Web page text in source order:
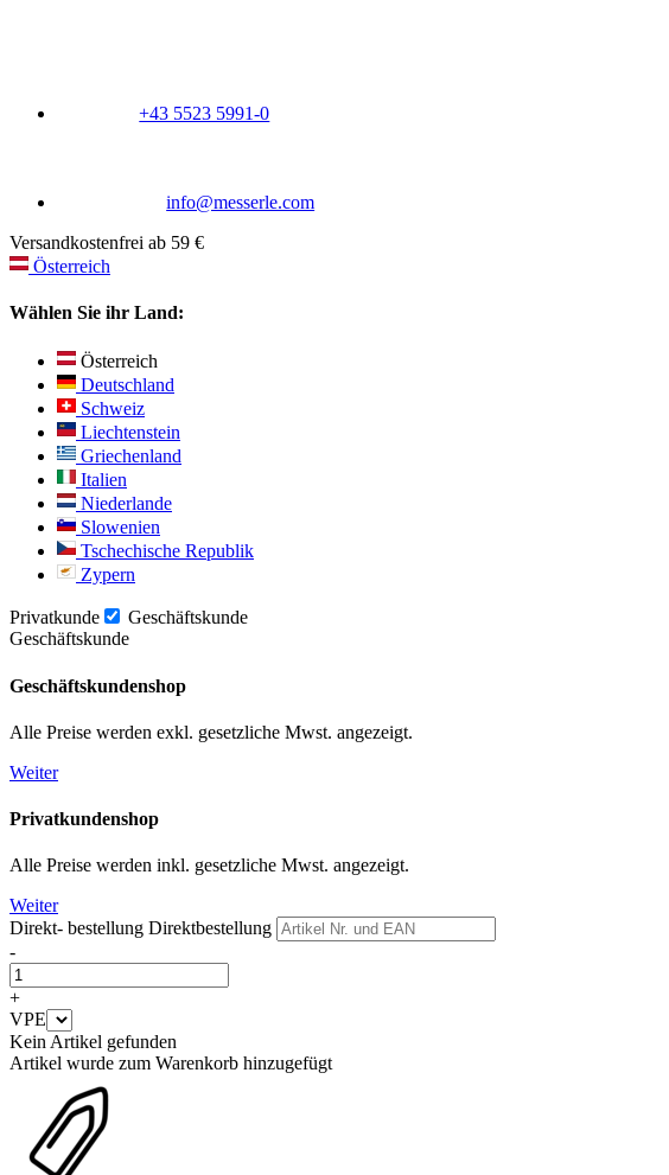
+43 5523 5991-0
info@messerle.com
Versandkostenfrei ab 59 €
Österreich
Wählen Sie ihr Land:
Österreich
Deutschland
Schweiz
Liechtenstein
Griechenland
Italien
Niederlande
Slowenien
Tschechische Republik
Zypern
Privatkunde
Geschäftskunde
Geschäftskunde
Geschäftskundenshop
Alle Preise werden exkl. gesetzliche Mwst. angezeigt.
Weiter
Privatkundenshop
Alle Preise werden inkl. gesetzliche Mwst. angezeigt.
Weiter
Direkt- bestellung Direktbestellung
-
+
VPE
Kein Artikel gefunden
Artikel wurde zum Warenkorb hinzugefügt